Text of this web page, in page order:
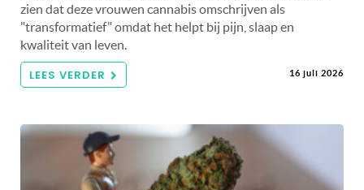
zien dat deze vrouwen cannabis omschrijven als
"transformatief" omdat het helpt bij pijn, slaap en
kwaliteit van leven.
LEES VERDER 16 juli 2026